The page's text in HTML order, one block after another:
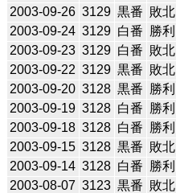
2003-09-26 3129 黒番 敗北
2003-09-24 3129 白番 勝利
2003-09-23 3129 白番 敗北
2003-09-22 3129 黒番 敗北
2003-09-20 3128 黒番 勝利
2003-09-19 3128 白番 勝利
2003-09-18 3128 白番 勝利
2003-09-15 3128 黒番 敗北
2003-09-14 3128 白番 勝利
2003-08-07 3123 黒番 敗北